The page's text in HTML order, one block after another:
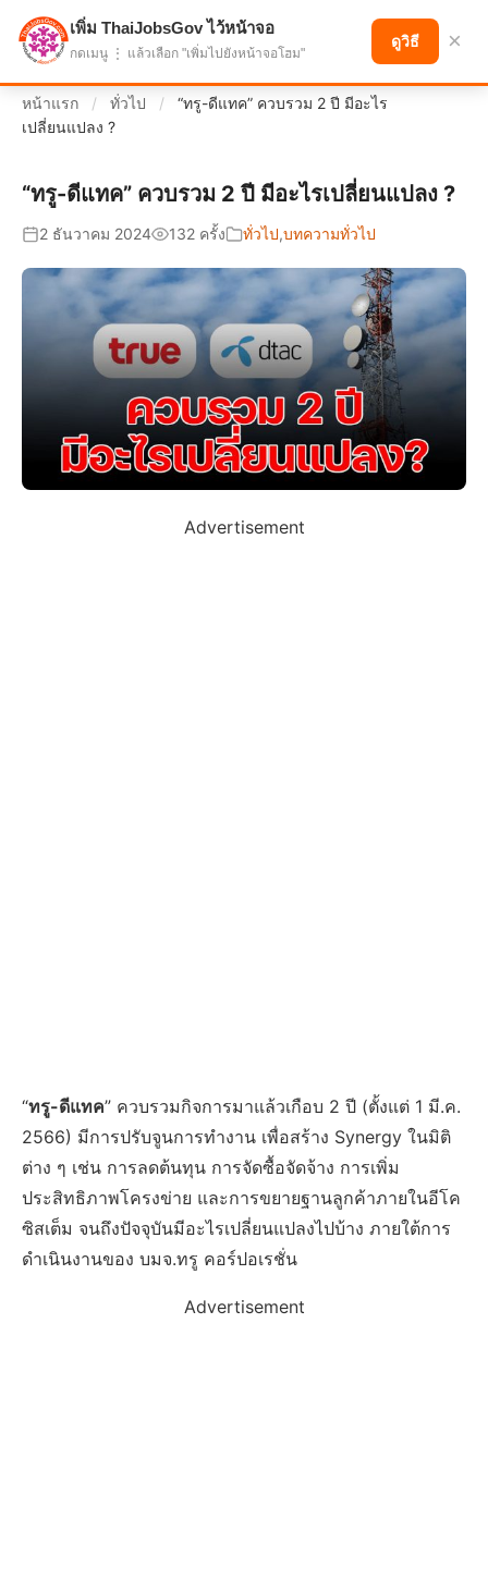
แบ่งปันโอกาส เพื่ออนาคตที่ก้าวหน้า
หน้าแรก / ทั่วไป /
“ทรู-ดีแทค” ควบรวม 2 ปี มีอะไร
เปลี่ยนแปลง ?
“ทรู-ดีแทค” ควบรวม 2 ปี มีอะไรเปลี่ยนแปลง ?
2 ธันวาคม 2024 132 ครั้ง ทั่วไป,บทความทั่วไป
Advertisement
“ทรู-ดีแทค” ควบรวมกิจการมาแล้วเกือบ 2 ปี (ตั้งแต่ 1 มี.ค.
2566) มีการปรับจูนการทำงาน เพื่อสร้าง Synergy ในมิติ
ต่าง ๆ เช่น การลดต้นทุน การจัดซื้อจัดจ้าง การเพิ่ม
ประสิทธิภาพโครงข่าย และการขยายฐานลูกค้าภายในอีโค
ซิสเต็ม จนถึงปัจจุบันมีอะไรเปลี่ยนแปลงไปบ้าง ภายใต้การ
ดำเนินงานของ บมจ.ทรู คอร์ปอเรชั่น
Advertisement
เพิ่ม ThaiJobsGov ไว้หน้าจอ
กดเมนู ⋮ แล้วเลือก "เพิ่มไปยังหน้าจอโฮม"
ดูวิธี ×